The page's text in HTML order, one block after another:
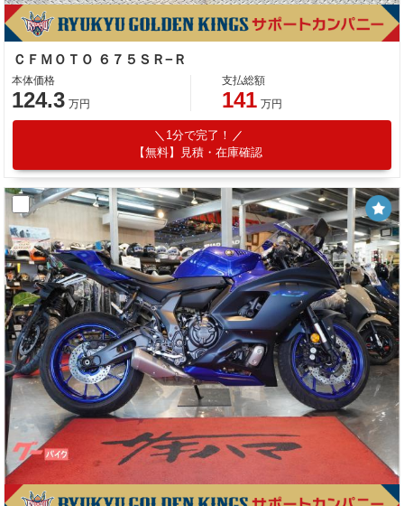
ＣＦＭＯＴＯ ６７５ＳＲ−Ｒ
本体価格
124.3 万円
支払総額
141 万円
1分で完了！
【無料】見積・在庫確認